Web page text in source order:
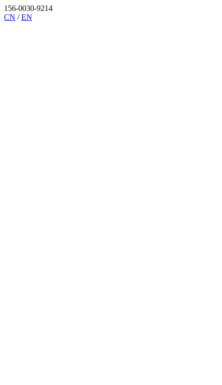
156-0030-9214
CN /EN